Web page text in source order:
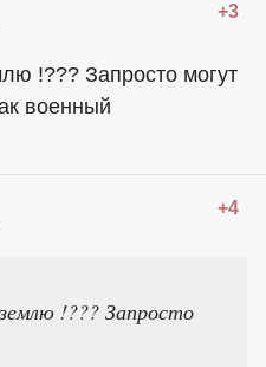
+3
!??? Запросто могут
военный
+4
!??? Запросто